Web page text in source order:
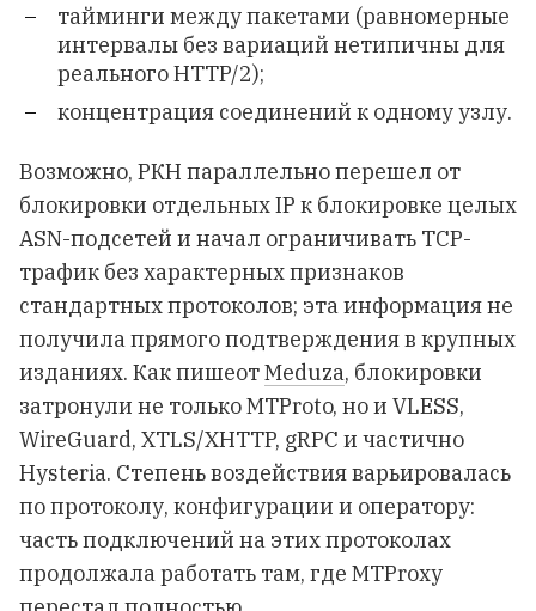
тайминги между пакетами (равномерные
интервалы без вариаций нетипичны для
реального HTTP/2);
концентрация соединений к одному узлу.
Возможно, РКН параллельно перешел от
блокировки отдельных IP к блокировке целых
ASN-подсетей и начал ограничивать TCP-
трафик без характерных признаков
стандартных протоколов; эта информация не
получила прямого подтверждения в крупных
изданиях. Как пишеотMeduza, блокировки
затронули не только MTProto, но и VLESS,
WireGuard, XTLS/XHTTP, gRPC и частично
Hysteria. Степень воздействия варьировалась
по протоколу, конфигурации и оператору:
часть подключений на этих протоколах
продолжала работать там, где MTProxy